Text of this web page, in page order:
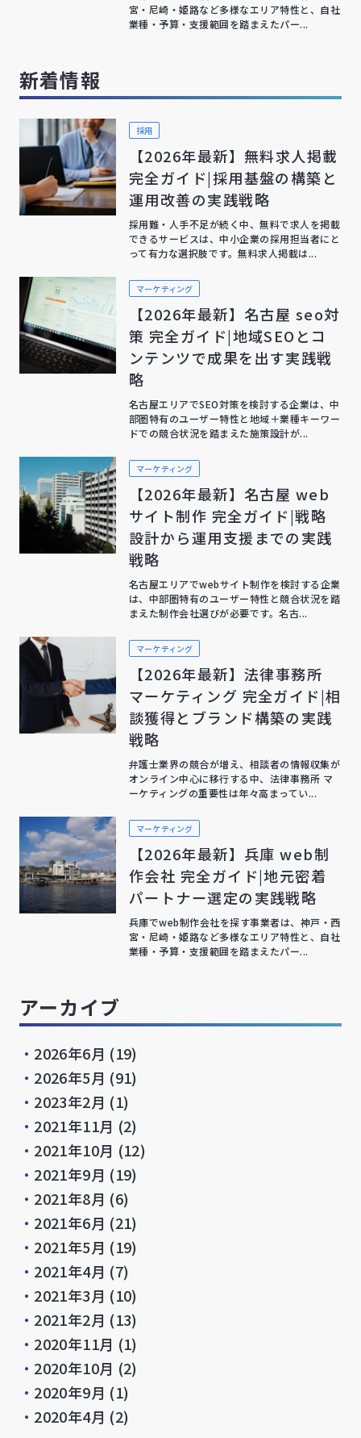
宮・尼崎・姫路など多様なエリア特性と、自社
業種・予算・支援範囲を踏まえたパー...
新着情報
採用
【2026年最新】無料求人掲載
完全ガイド|採用基盤の構築と
運用改善の実践戦略
採用難・人手不足が続く中、無料で求人を掲載
できるサービスは、中小企業の採用担当者にと
って有力な選択肢です。無料求人掲載は...
マーケティング
【2026年最新】名古屋 seo対
策 完全ガイド|地域SEOとコ
ンテンツで成果を出す実践戦
略
名古屋エリアでSEO対策を検討する企業は、中
部圏特有のユーザー特性と地域＋業種キーワー
ドでの競合状況を踏まえた施策設計が...
マーケティング
【2026年最新】名古屋 web
サイト制作 完全ガイド|戦略
設計から運用支援までの実践
戦略
名古屋エリアでwebサイト制作を検討する企業
は、中部圏特有のユーザー特性と競合状況を踏
まえた制作会社選びが必要です。名古...
マーケティング
【2026年最新】法律事務所
マーケティング 完全ガイド|相
談獲得とブランド構築の実践
戦略
弁護士業界の競合が増え、相談者の情報収集が
オンライン中心に移行する中、法律事務所 マ
ーケティングの重要性は年々高まってい...
マーケティング
【2026年最新】兵庫 web制
作会社 完全ガイド|地元密着
パートナー選定の実践戦略
兵庫でweb制作会社を探す事業者は、神戸・西
宮・尼崎・姫路など多様なエリア特性と、自社
業種・予算・支援範囲を踏まえたパー...
アーカイブ
・ 2026年6月 (19)
・ 2026年5月 (91)
・ 2023年2月 (1)
・ 2021年11月 (2)
・ 2021年10月 (12)
・ 2021年9月 (19)
・ 2021年8月 (6)
・ 2021年6月 (21)
・ 2021年5月 (19)
・ 2021年4月 (7)
・ 2021年3月 (10)
・ 2021年2月 (13)
・ 2020年11月 (1)
・ 2020年10月 (2)
・ 2020年9月 (1)
・ 2020年4月 (2)